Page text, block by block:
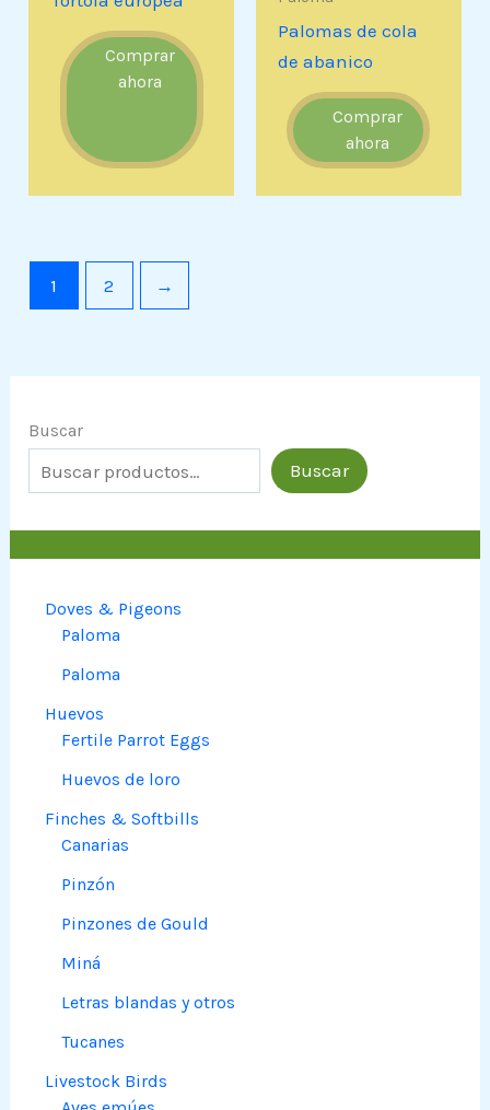
Buscar
Buscar
Doves & Pigeons
Paloma
Paloma
Huevos
Fertile Parrot Eggs
Huevos de loro
Finches & Softbills
Canarias
Pinzón
Pinzones de Gould
Miná
Letras blandas y otros
Tucanes
Livestock Birds
Comprar
ahora
Palomas de cola
de abanico
Comprar
ahora
1 2 →